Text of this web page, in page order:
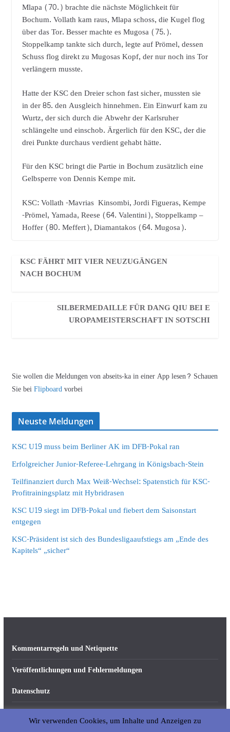
Mlapa (70.) brachte die nächste Möglichkeit für
Bochum. Vollath kam raus, Mlapa schoss, die Kugel flog
über das Tor. Besser machte es Mugosa (75.).
Stoppelkamp tankte sich durch, legte auf Prömel, dessen
Schuss flog direkt zu Mugosas Kopf, der nur noch ins Tor
verlängern musste.
Hatte der KSC den Dreier schon fast sicher, mussten sie
in der 85. den Ausgleich hinnehmen. Ein Einwurf kam zu
Wurtz, der sich durch die Abwehr der Karlsruher
schlängelte und einschob. Ärgerlich für den KSC, der die
drei Punkte durchaus verdient gehabt hätte.
Für den KSC bringt die Partie in Bochum zusätzlich eine
Gelbsperre von Dennis Kempe mit.
KSC: Vollath -Mavrias Kinsombi, Jordi Figueras, Kempe
-Prömel, Yamada, Reese (64. Valentini), Stoppelkamp –
Hoffer (80. Meffert), Diamantakos (64. Mugosa).
KSC FÄHRT MIT VIER NEUZUGÄNGEN
NACH BOCHUM
SILBERMEDAILLE FÜR DANG QIU BEI E
UROPAMEISTERSCHAFT IN SOTSCHI
Sie wollen die Meldungen von abseits-ka in einer App lesen? Schauen
Sie beiFlipboardvorbei
Neuste Meldungen
KSC U19 muss beim Berliner AK im DFB-Pokal ran
Erfolgreicher Junior-Referee-Lehrgang in Königsbach-Stein
Teilfinanziert durch Max Weiß-Wechsel: Spatenstich für KSC-
Profitrainingsplatz mit Hybridrasen
KSC U19 siegt im DFB-Pokal und fiebert dem Saisonstart
entgegen
KSC-Präsident ist sich des Bundesligaaufstiegs am „Ende des
Kapitels“ „sicher“
Kommentarregeln und Netiquette
Veröffentlichungen und Fehlermeldungen
Datenschutz
Impressum
Wir verwenden Cookies, um Inhalte und Anzeigen zu